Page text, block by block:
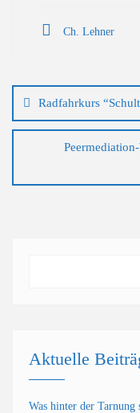
Ch. Lehner
Radfahrkurs
Aktuelle
Was hinter der Tarnung